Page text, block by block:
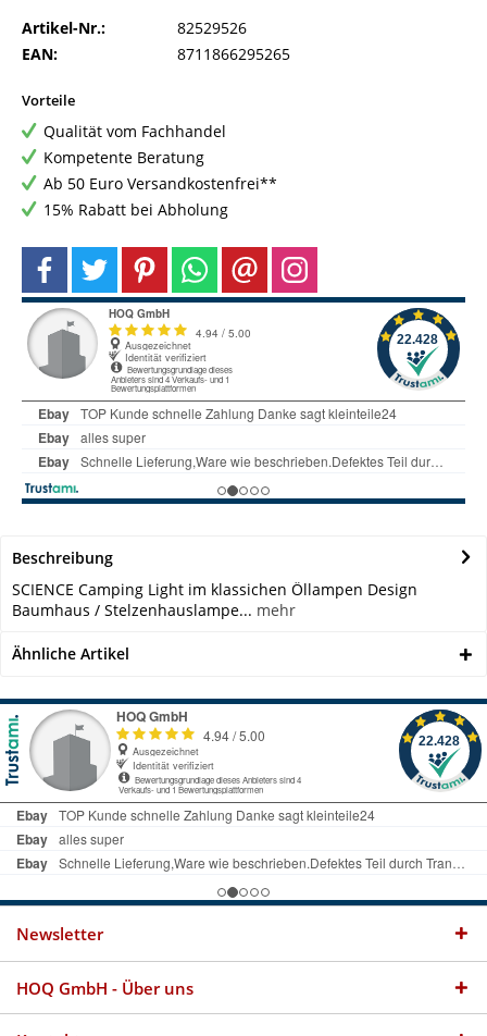
Artikel-Nr.:
82529526
EAN:
8711866295265
Vorteile
Qualität vom Fachhandel
Kompetente Beratung
Ab 50 Euro Versandkostenfrei**
15% Rabatt bei Abholung
Beschreibung
SCIENCE Camping Light im klassichen Öllampen Design
Baumhaus / Stelzenhauslampe... mehr
Ähnliche Artikel
Newsletter
HOQ GmbH - Über uns